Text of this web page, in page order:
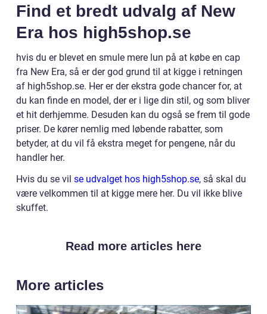
Find et bredt udvalg af New
Era hos high5shop.se
hvis du er blevet en smule mere lun på at købe en cap
fra New Era, så er der god grund til at kigge i retningen
af high5shop.se. Her er der ekstra gode chancer for, at
du kan finde en model, der er i lige din stil, og som bliver
et hit derhjemme. Desuden kan du også se frem til gode
priser. De kører nemlig med løbende rabatter, som
betyder, at du vil få ekstra meget for pengene, når du
handler her.
Hvis du se vil se udvalget hos high5shop.se, så skal du
være velkommen til at kigge mere her. Du vil ikke blive
skuffet.
Read more articles here
More articles